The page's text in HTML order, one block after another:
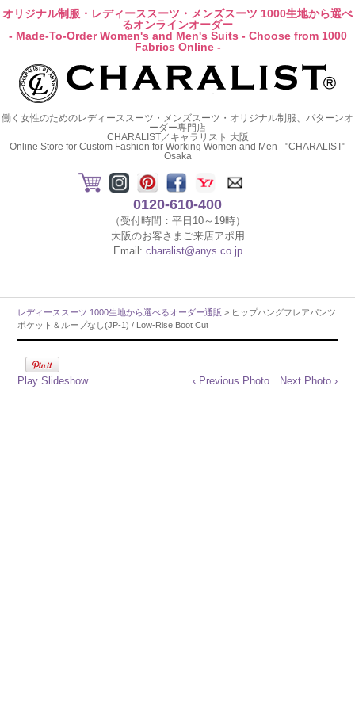
オリジナル制服・レディーススーツ・メンズスーツ 1000生地から選べ
るオンラインオーダー
- Made-To-Order Women's and Men's Suits - Choose from 1000
Fabrics Online -
働く女性のためのレディーススーツ・メンズスーツ・オリジナル制服、パターンオ
ーダー専門店
CHARALIST／キャラリスト 大阪
Online Store for Custom Fashion for Working Women and Men - "CHARALIST"
Osaka
0120-610-400
（受付時間：平日10～19時）
大阪のお客さまご来店アポ用
Email: charalist@anys.co.jp
レディーススーツ 1000生地から選べるオーダー通販 > ヒップハングフレアパンツ
ポケット＆ループなし(JP-1) / Low-Rise Boot Cut
Play Slideshow ‹ Previous Photo Next Photo ›